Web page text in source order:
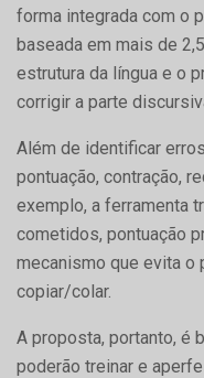
forma integrada com o
baseada em mais de
estrutura da língua e o
corrigir a parte
Além de identificar
pontuação, contração,
exemplo, a ferramenta
cometidos, pontuação
mecanismo que evita o
copiar/colar.
A proposta, portanto, é
poderão treinar e